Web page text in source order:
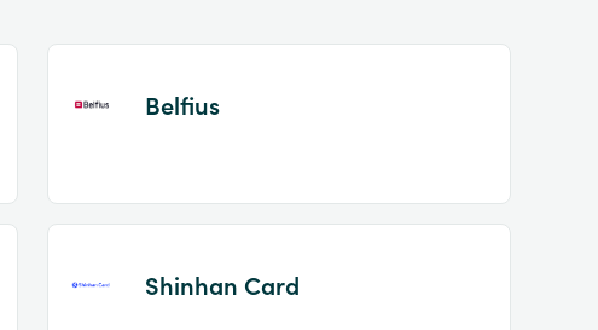
Belfius
Shinhan Card